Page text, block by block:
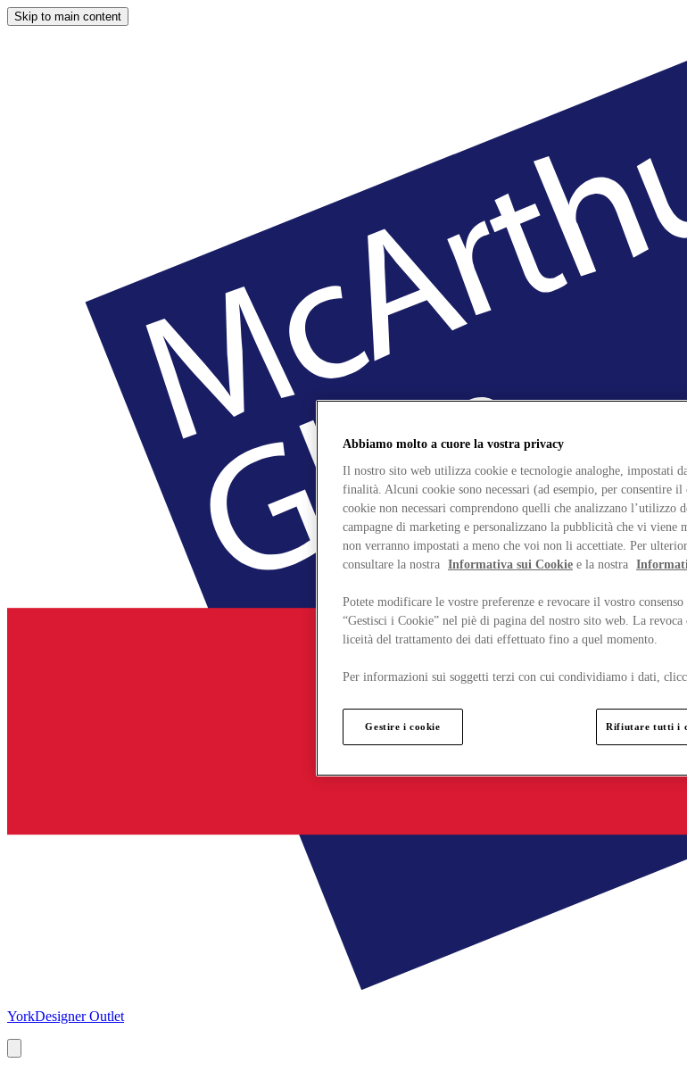
Skip to main content
YorkDesigner Outlet
Abbiamo molto a cuore la vostra privacy
Il nostro sito web utilizza cookie e tecnologie analoghe, impostati
finalità. Alcuni cookie sono necessari (ad esempio, per consentire
cookie non necessari comprendono quelli che analizzano l’utilizzo
campagne di marketing e personalizzano la pubblicità che vi viene
non verranno impostati a meno che voi non li accettiate. Per
consultare la nostra Informativa sui Cookie e la nostra
Potete modificare le vostre preferenze e revocare il vostro
“Gestisci i Cookie” nel piè di pagina del nostro sito web. La revoca
liceità del trattamento dei dati effettuato fino a quel momento.
Per informazioni sui soggetti terzi con cui condividiamo i dati,
Gestire i cookie Rifiutare tutti i